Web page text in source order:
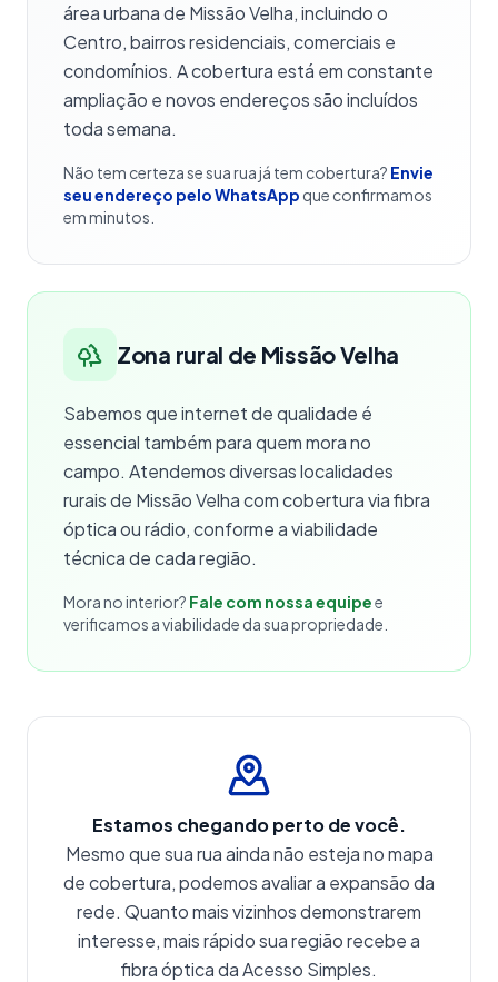
área urbana de Missão Velha, incluindo o
Centro, bairros residenciais, comerciais e
condomínios. A cobertura está em constante
ampliação e novos endereços são incluídos
toda semana.
Não tem certeza se sua rua já tem cobertura? Envie
seu endereço pelo WhatsApp que confirmamos
em minutos.
Zona rural de Missão Velha
Sabemos que internet de qualidade é
essencial também para quem mora no
campo. Atendemos diversas localidades
rurais de Missão Velha com cobertura via fibra
óptica ou rádio, conforme a viabilidade
técnica de cada região.
Mora no interior? Fale com nossa equipee
verificamos a viabilidade da sua propriedade.
Estamos chegando perto de você.
Mesmo que sua rua ainda não esteja no mapa
de cobertura, podemos avaliar a expansão da
rede. Quanto mais vizinhos demonstrarem
interesse, mais rápido sua região recebe a
fibra óptica da Acesso Simples.